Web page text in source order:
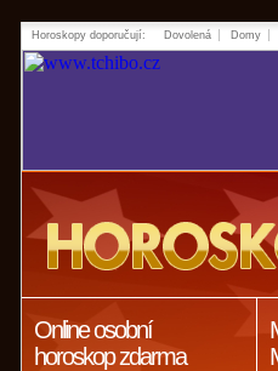
Horoskopy doporučují: Dovolená Domy
Online osobní
horoskop zdarma